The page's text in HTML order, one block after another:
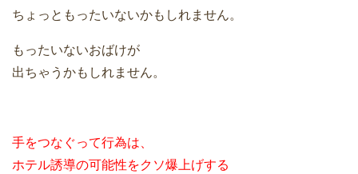
ちょっともったいないかもしれません。
もったいないおばけが
出ちゃうかもしれません。
手をつなぐって行為は、
ホテル誘導の可能性をクソ爆上げする